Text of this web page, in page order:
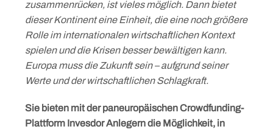
zusammenrücken, ist vieles möglich. Dann bietet
dieser Kontinent eine Einheit, die eine noch größere
Rolle im internationalen wirtschaftlichen Kontext
spielen und die Krisen besser bewältigen kann.
Europa muss die Zukunft sein – aufgrund seiner
Werte und der wirtschaftlichen Schlagkraft.
Sie bieten mit der paneuropäischen Crowdfunding-
Plattform Invesdor Anlegern die Möglichkeit, in